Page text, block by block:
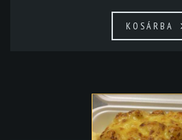
KOSÁRBA